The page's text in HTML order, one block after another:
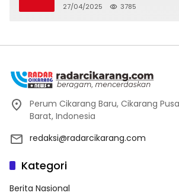
Kabupaten Bekasi
27/04/2025 3785
Perum Cikarang Baru, Cikarang
Barat, Indonesia
redaksi@radarcikarang.com
Kategori
Berita Nasional